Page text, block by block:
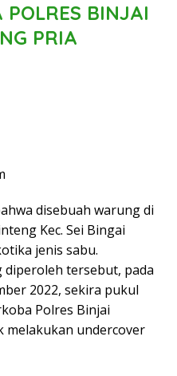
POLRES BINJAI
PRIA
disebuah warung di
Kec. Sei Bingai
jenis sabu.
tersebut, pada
2022, sekira pukul
Polres Binjai
melakukan undercover